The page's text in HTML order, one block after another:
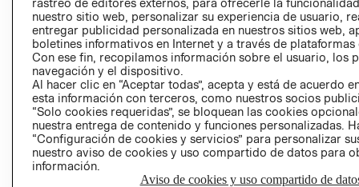
AVISO DE
Perú (S/)
CAMBIAR REGIÓN
nuestro sitio web, personalizar su experiencia de usuario,
entregar publicidad personalizada en nuestros sitios web,
boletines informativos en Internet y a través de plataformas
Con ese fin, recopilamos información sobre el usuario, los
navegación y el dispositivo.
Al hacer clic en “Aceptar todas”, acepta y está de acuerdo
esta información con terceros, como nuestros socios
“Solo cookies requeridas”, se bloquean las cookies
nuestra entrega de contenido y funciones personalizadas.
“Configuración de cookies y servicios” para personalizar
nuestro aviso de cookies y uso compartido de datos para
información.
Aviso de cookies y uso compartido de